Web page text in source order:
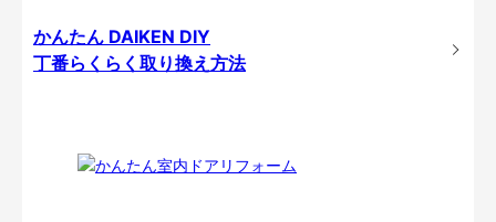
かんたん DAIKEN DIY
丁番らくらく取り換え方法